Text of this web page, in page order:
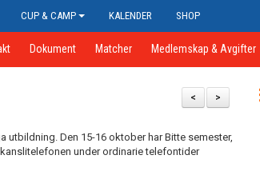
CUP & CAMP KALENDER SHOP
Dokument Matcher Medlemskap & Avgifter
>
<
Den 15-16 oktober har Bitte semester,
under ordinarie telefontider